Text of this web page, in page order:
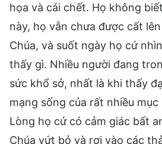
họa và cái chết. Họ không
này, họ vẫn chưa được cất
Chúa, và suốt ngày họ cứ
thấy gì. Nhiều người đang
sức khổ sở, nhất là khi thấy
mạng sống của rất nhiều
Lòng họ cứ có cảm giác bất
Chúa vứt bỏ và rơi vào các